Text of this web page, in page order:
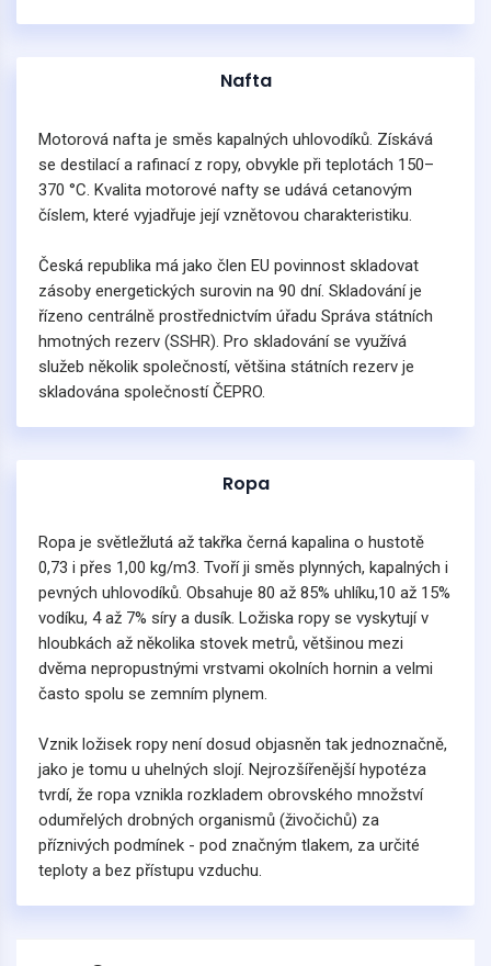
Nafta
Motorová nafta je směs kapalných uhlovodíků. Získává
se destilací a rafinací z ropy, obvykle při teplotách 150–
370 °C. Kvalita motorové nafty se udává cetanovým
číslem, které vyjadřuje její vznětovou charakteristiku.
Česká republika má jako člen EU povinnost skladovat
zásoby energetických surovin na 90 dní. Skladování je
řízeno centrálně prostřednictvím úřadu Správa státních
hmotných rezerv (SSHR). Pro skladování se využívá
služeb několik společností, většina státních rezerv je
skladována společností ČEPRO.
Ropa
Ropa je světležlutá až takřka černá kapalina o hustotě
0,73 i přes 1,00 kg/m3. Tvoří ji směs plynných, kapalných i
pevných uhlovodíků. Obsahuje 80 až 85% uhlíku,10 až 15%
vodíku, 4 až 7% síry a dusík. Ložiska ropy se vyskytují v
hloubkách až několika stovek metrů, většinou mezi
dvěma nepropustnými vrstvami okolních hornin a velmi
často spolu se zemním plynem.
Vznik ložisek ropy není dosud objasněn tak jednoznačně,
jako je tomu u uhelných slojí. Nejrozšířenější hypotéza
tvrdí, že ropa vznikla rozkladem obrovského množství
odumřelých drobných organismů (živočichů) za
příznivých podmínek - pod značným tlakem, za určité
teploty a bez přístupu vzduchu.